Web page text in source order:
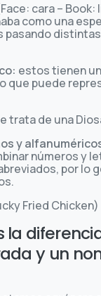
cara –
como una
pasando
estos tienen
que puede
trata de una
y
números y
por lo
Fried Chicken)
la
y un